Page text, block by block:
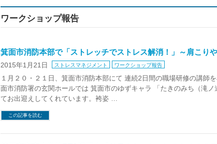
ワークショップ報告
箕面市消防本部で「ストレッチでストレス解消！」～肩こり
2015年1月21日 ストレスマネジメント ワークショップ報告
１月２０・２１日、箕面市消防本部にて 連続2日間の職場研修の講師
面市消防署の玄関ホールでは 箕面市のゆずキャラ 「たきのみち（滝
てお出迎えしてくれています。袴姿 …
この記事を読む